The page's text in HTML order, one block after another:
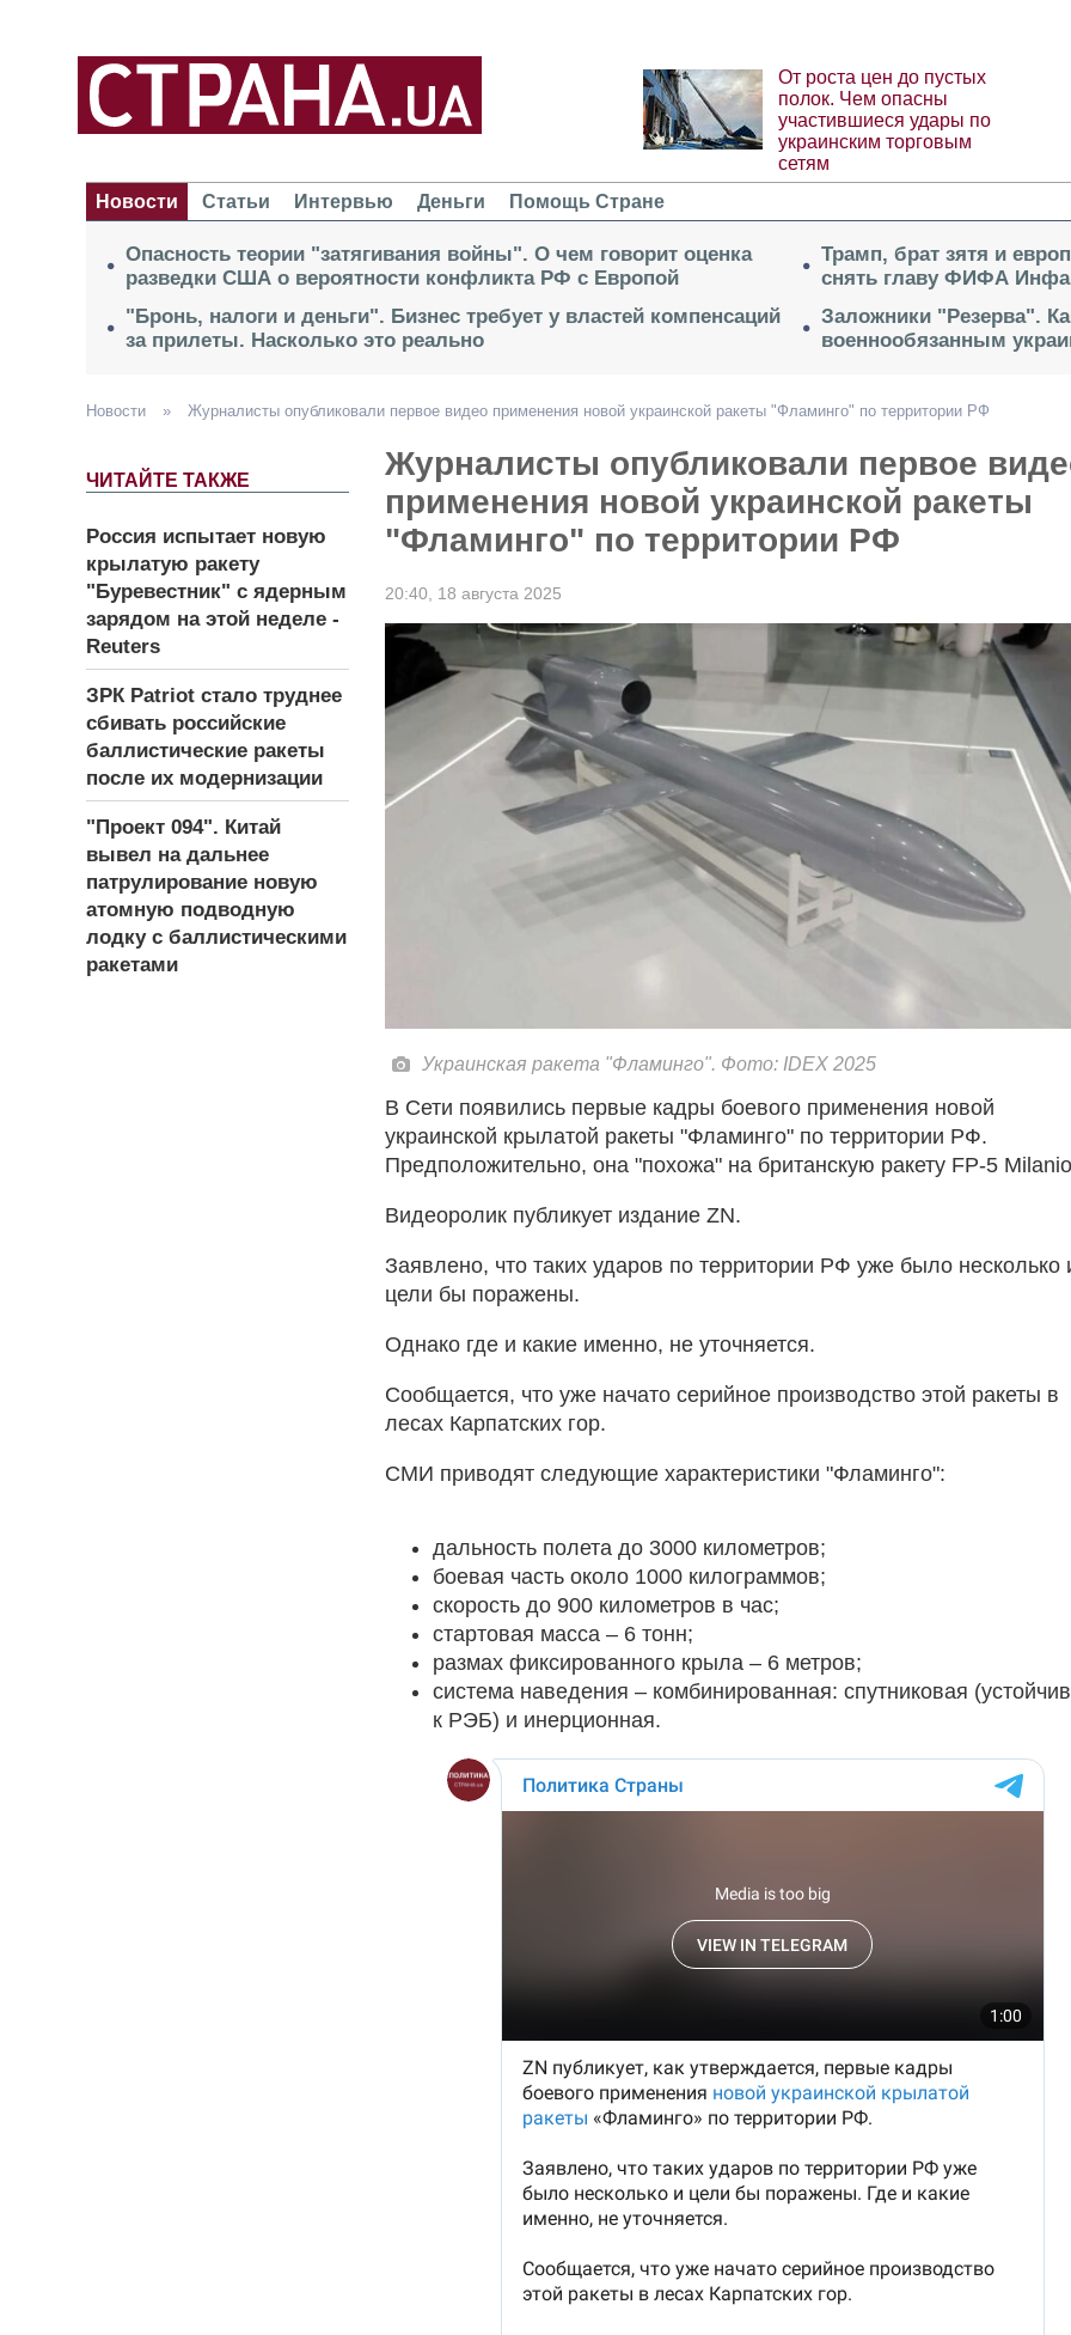
От роста цен до пустых
полок. Чем опасны
участившиеся удары по
украинским торговым
сетям
Новости
Статьи Интервью Деньги Помощь Стране
Опасность теории "затягивания войны". О чем говорит оценка
разведки США о вероятности конфликта РФ с Европой
"Бронь, налоги и деньги". Бизнес требует у властей компенсаций
за прилеты. Насколько это реально
Трамп, брат зятя и
снять главу ФИФА
Заложники "Резерва".
военнообязанным
Новости » Журналисты опубликовали первое видео применения новой украинской ракеты "Фламинго" по территории РФ
ЧИТАЙТЕ ТАКЖЕ
Россия испытает новую
крылатую ракету
"Буревестник" с ядерным
зарядом на этой неделе -
Reuters
ЗРК Patriot стало труднее
сбивать российские
баллистические ракеты
после их модернизации
"Проект 094". Китай
вывел на дальнее
патрулирование новую
атомную подводную
лодку с баллистическими
ракетами
Журналисты опубликовали первое
применения новой украинской ракеты
"Фламинго" по территории РФ
20:40, 18 августа 2025
Украинская ракета "Фламинго". Фото: IDEX 2025
В Сети появились первые кадры боевого применения новой
украинской крылатой ракеты "Фламинго" по территории РФ.
Предположительно, она "похожа" на британскую ракету FP-5
Видеоролик публикует издание ZN.
Заявлено, что таких ударов по территории РФ уже было несколько
цели бы поражены.
Однако где и какие именно, не уточняется.
Сообщается, что уже начато серийное производство этой ракеты в
лесах Карпатских гор.
СМИ приводят следующие характеристики "Фламинго":
дальность полета до 3000 километров;
боевая часть около 1000 килограммов;
скорость до 900 километров в час;
стартовая масса – 6 тонн;
размах фиксированного крыла – 6 метров;
система наведения – комбинированная: спутниковая
к РЭБ) и инерционная.